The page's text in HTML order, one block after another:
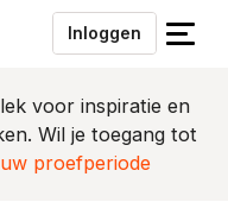
Inloggen
S
u
i
voor inspiratie en
Wil je toegang tot
proefperiode